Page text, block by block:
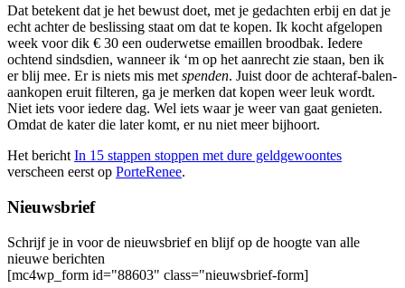
Dat betekent dat je het bewust doet, met je gedachten erbij en dat je
echt achter de beslissing staat om dat te kopen. Ik kocht afgelopen
week voor dik € 30 een ouderwetse emaillen broodbak. Iedere
ochtend sindsdien, wanneer ik ‘m op het aanrecht zie staan, ben ik
er blij mee. Er is niets mis met spenden. Juist door de achteraf-balen-
aankopen eruit filteren, ga je merken dat kopen weer leuk wordt.
Niet iets voor iedere dag. Wel iets waar je weer van gaat genieten.
Omdat de kater die later komt, er nu niet meer bijhoort.
Het bericht In 15 stappen stoppen met dure geldgewoontes
verscheen eerst op PorteRenee.
Nieuwsbrief
Schrijf je in voor de nieuwsbrief en blijf op de hoogte van alle
nieuwe berichten
[mc4wp_form id="88603" class="nieuwsbrief-form]